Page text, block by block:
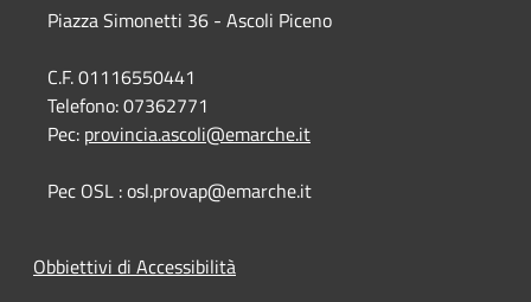
Piazza Simonetti 36 - Ascoli Piceno
C.F. 01116550441
Telefono:07362771
Pec: provincia.ascoli@emarche.it
Pec OSL : osl.provap@emarche.it
Obbiettivi di Accessibilità